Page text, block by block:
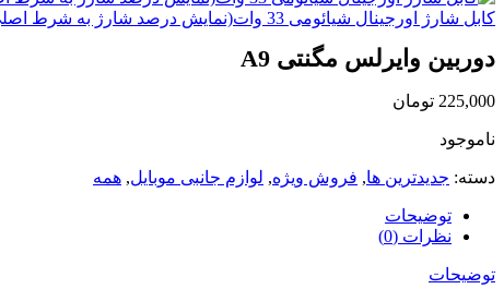
کابل شارژ اورجینال شیائومی 33 وات(نمایش درصد شارژ به شرط اصلی) Xiaomi 33W Original USB Cable
دوربین وایرلس مگنتی A9
225,000 تومان
ناموجود
دسته: جدیدترین ها, فروش ویژه, لوازم جانبی موبایل, همه
توضیحات
نظرات (0)
توضیحات